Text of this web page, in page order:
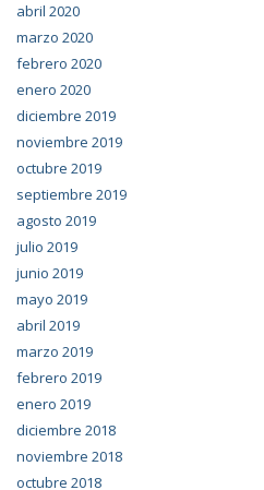
abril 2020
marzo 2020
febrero 2020
enero 2020
diciembre 2019
noviembre 2019
octubre 2019
septiembre 2019
agosto 2019
julio 2019
junio 2019
mayo 2019
abril 2019
marzo 2019
febrero 2019
enero 2019
diciembre 2018
noviembre 2018
octubre 2018